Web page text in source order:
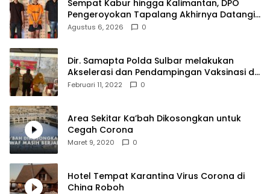
Sempat Kabur hingga Kalimantan, DPO
Pengeroyokan Tapalang Akhirnya Datangi
Polisi Serahkan Diri
Agustus 6, 2026 0
Dir. Samapta Polda Sulbar melakukan
Akselerasi dan Pendampingan Vaksinasi di
SDN 001 Polewali
Februari 11, 2022 0
Area Sekitar Ka’bah Dikosongkan untuk
Cegah Corona
Maret 9, 2020 0
Hotel Tempat Karantina Virus Corona di
China Roboh